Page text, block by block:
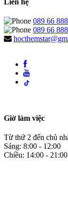
Liên hệ
089 66
089 66
Giờ làm việc
Từ thứ 2 đến chủ
Sáng: 8:00 - 12:00
Chiều: 14:00 - 21:00